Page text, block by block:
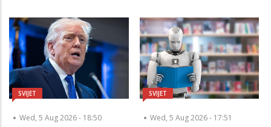
SVIJET
Wed, 5 Aug 2026 - 18:50
SVIJET
Wed, 5 Aug 2026 - 17:51